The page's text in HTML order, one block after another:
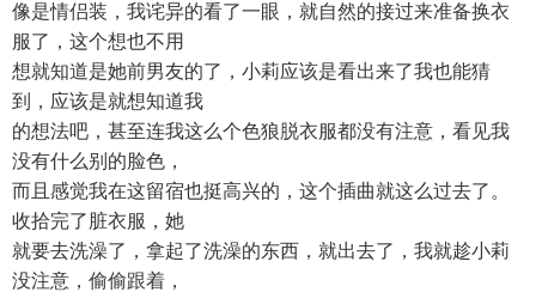
像是情侣装，我诧异的看了一眼，就自然的接过来准备换衣
服了，这个想也不用
想就知道是她前男友的了，小莉应该是看出来了我也能猜
到，应该是就想知道我
的想法吧，甚至连我这么个色狼脱衣服都没有注意，看见我
没有什么别的脸色，
而且感觉我在这留宿也挺高兴的，这个插曲就这么过去了。
收拾完了脏衣服，她
就要去洗澡了，拿起了洗澡的东西，就出去了，我就趁小莉
没注意，偷偷跟着，